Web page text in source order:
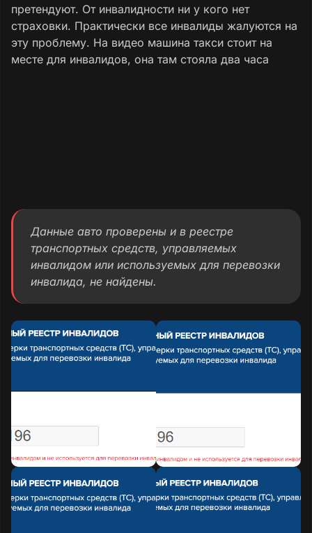
претендуют. От инвалидности ни у кого нет
страховки. Практически все инвалиды жалуются на
эту проблему. На видео машина такси стоит на
месте для инвалидов, она там стояла два часа
Данные авто проверены и в реестре
транспортных средств, управляемых
инвалидом или используемых для перевозки
инвалида, не найдены.